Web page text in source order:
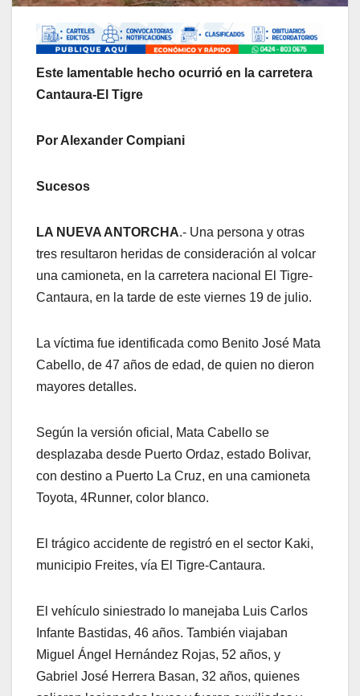
Este lamentable hecho ocurrió en la carretera
Cantaura-El Tigre
Por Alexander Compiani
Sucesos
LA NUEVA ANTORCHA.- Una persona y otras
tres resultaron heridas de consideración al volcar
una camioneta, en la carretera nacional El Tigre-
Cantaura, en la tarde de este viernes 19 de julio.
La víctima fue identificada como Benito José Mata
Cabello, de 47 años de edad, de quien no dieron
mayores detalles.
Según la versión oficial, Mata Cabello se
desplazaba desde Puerto Ordaz, estado Bolivar,
con destino a Puerto La Cruz, en una camioneta
Toyota, 4Runner, color blanco.
El trágico accidente de registró en el sector Kaki,
municipio Freites, vía El Tigre-Cantaura.
El vehículo siniestrado lo manejaba Luis Carlos
Infante Bastidas, 46 años. También viajaban
Miguel Ángel Hernández Rojas, 52 años, y
Gabriel José Herrera Basan, 32 años, quienes